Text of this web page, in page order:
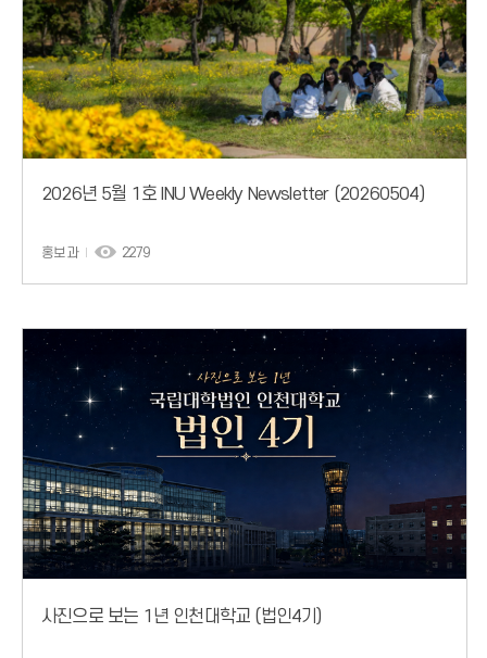
2026년 5월 1호 INU Weekly Newsletter (20260504)
홍보과 2279
사진으로 보는 1년 인천대학교 (법인4기)